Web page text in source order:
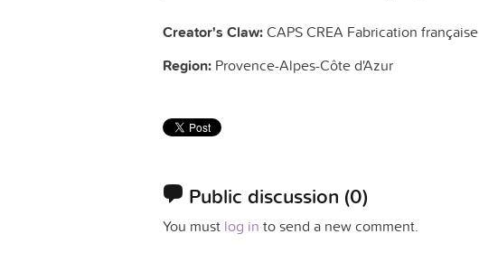
Creator's Claw:CAPS CREA Fabrication française
Region: Provence-Alpes-Côte d'Azur
Public discussion (0)
You must log in to send a new comment.